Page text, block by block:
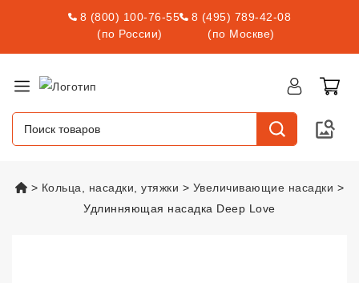
8 (800) 100-76-55
(по России)
8 (495) 789-42-08
(по Москве)
vsexshop.ru
Кольца, насадки, утяжки
Увеличивающие насадки
Удлинняющая насадка Deep Love